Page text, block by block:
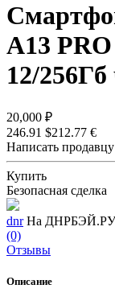
A13
12/
20,000 ₽
246.91 $212.77 €
Написать продавцу
Купить
Безопасная сделка
dnr На ДНРБЭЙ.РУ
(0)
Отзывы
Описание